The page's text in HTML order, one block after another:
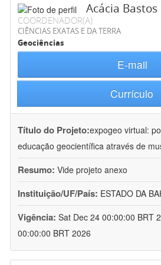
Acácia
COORDENADOR(A)
CIÊNCIAS EXATAS E DA TERRA
Geociências
E-mail
Currículo
Título do Projeto:expogeo virtual:
educação geocientífica através de
Resumo: Vide projeto anexo
Instituição/UF/País: ESTADO DA
Vigência: Sat Dec 24 00:00:00 BRT
00:00:00 BRT 2026